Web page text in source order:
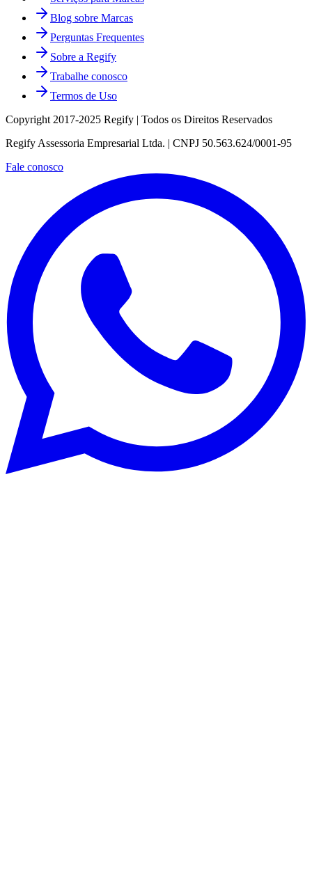
Blog sobre Marcas
Perguntas Frequentes
Sobre a Regify
Trabalhe conosco
Termos de Uso
Copyright 2017-2025 Regify | Todos os Direitos Reservados
Regify Assessoria Empresarial Ltda. | CNPJ 50.563.624/0001-95
Fale conosco